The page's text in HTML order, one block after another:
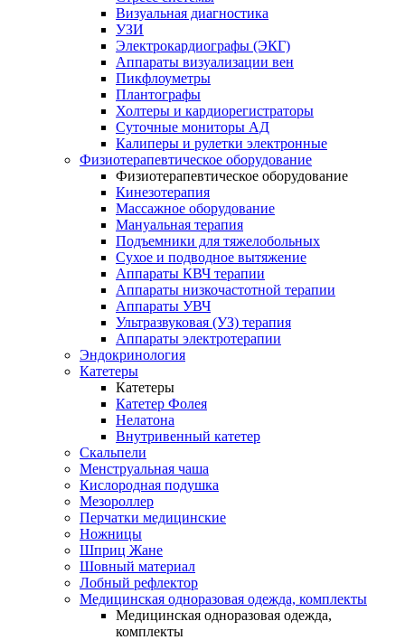
Визуальная диагностика
УЗИ
Электрокардиографы (ЭКГ)
Аппараты визуализации вен
Пикфлоуметры
Плантографы
Холтеры и кардиорегистраторы
Суточные мониторы АД
Калиперы и рулетки электронные
Физиотерапевтическое оборудование
Физиотерапевтическое оборудование
Кинезотерапия
Массажное оборудование
Мануальная терапия
Подъемники для тяжелобольных
Сухое и подводное вытяжение
Аппараты КВЧ терапии
Аппараты низкочастотной терапии
Аппараты УВЧ
Ультразвуковая (УЗ) терапия
Аппараты электротерапии
Эндокринология
Катетеры
Катетеры
Катетер Фолея
Нелатона
Внутривенный катетер
Скальпели
Менструальная чаша
Кислородная подушка
Мезороллер
Перчатки медицинские
Ножницы
Шприц Жане
Шовный материал
Лобный рефлектор
Медицинская одноразовая одежда, комплекты
Медицинская одноразовая одежда,
комплекты